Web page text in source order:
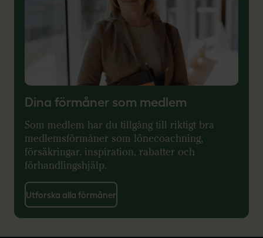
Dina förmåner som medlem
Som medlem har du tillgång till riktigt bra
medlemsförmåner som lönecoachning,
försäkringar, inspiration, rabatter och
förhandlingshjälp.
Utforska alla förmåner